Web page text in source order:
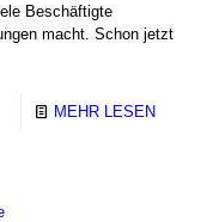
Beschäftigte
macht. Schon jetzt
MEHR LESEN